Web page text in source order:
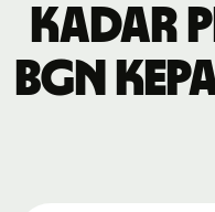
Kadar
BGN